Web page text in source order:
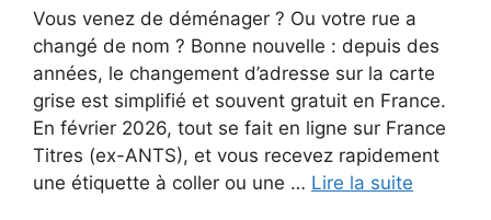
Vous venez de déménager ? Ou votre rue a
changé de nom ? Bonne nouvelle : depuis des
années, le changement d’adresse sur la carte
grise est simplifié et souvent gratuit en France.
En février 2026, tout se fait en ligne sur France
Titres (ex-ANTS), et vous recevez rapidement
une étiquette à coller ou une … Lire la suite